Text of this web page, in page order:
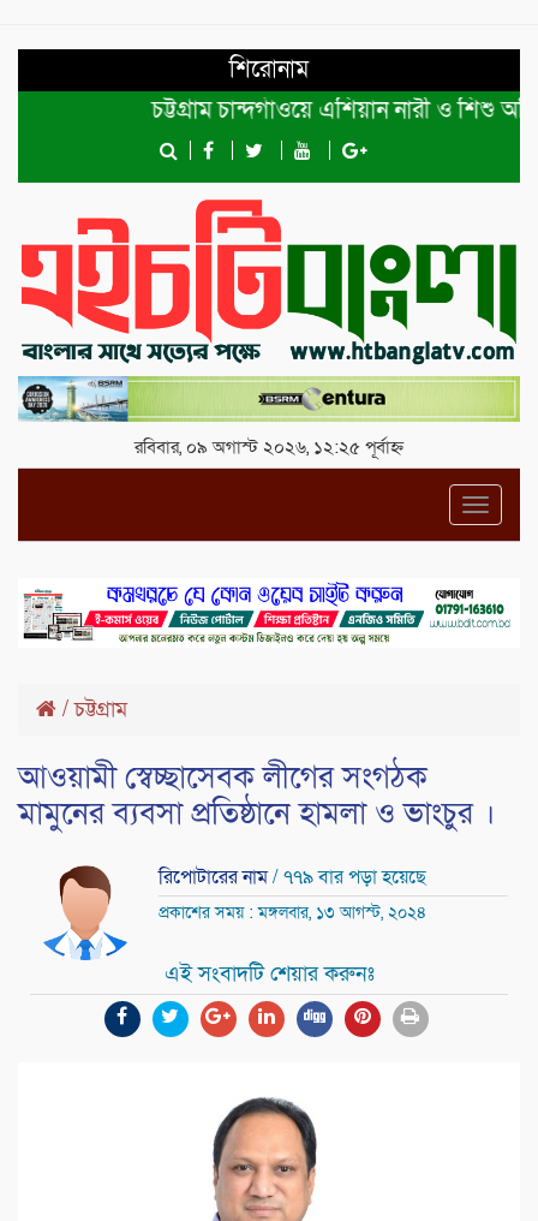
শিরোনাম
চট্টগ্রাম চান্দগাঁওয়ে এশিয়ান নারী ও শিশু
রবিবার, ০৯ অগাস্ট ২০২৬, ১২:২৫ পূর্বাহ্ন
/চট্টগ্রাম
আওয়ামী স্বেচ্ছাসেবক লীগের সংগঠক
মামুনের ব্যবসা প্রতিষ্ঠানে হামলা ও ভাংচুর ।
রিপোটারের নাম/ ৭৭৯ বার পড়া হয়েছে
প্রকাশের সময় : মঙ্গলবার, ১৩ আগস্ট, ২০২৪
এই সংবাদটি শেয়ার করুনঃ